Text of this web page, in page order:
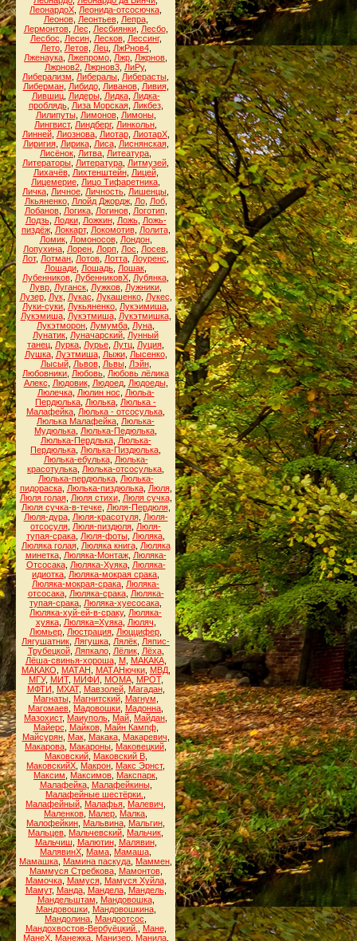
ЛеонардоХ Леонида-отсосючка
Леонов, Леонтьев, Лепра,
Лермонтов, Лес Лесбиянки, Лесбо,
Лесбос
Лесин, Лесков, Лессинг,
Лето, Летов, Лец, ЛжРнов4,
Лженаука Лжепромо Лжр Лжрнов
Лжрнов2 Лжрнов3 ЛиРу,
Либерализм
Либералы Либерасты
Либерман, Либидо, Ливанов, Ливия,
Лившиц, Лидеры, Лидка, Лидка-
проблядь, Лиза Морская, Ликбез,
Лилипуты, Лимонов, Лимоны,
Лингвист, Линдберг, Линкольн
Линней, Лиознова, Лиотар, ЛиотарХ,
Лиригия, Лирика, Лиса, Лиснянская,
Лисёнок Литва Литеатура
Литераторы Литература Литмузей
Лихачёв, Лихтенштейн, Лицей,
Лицемерие Лицо Тифаретника
Личка Личное Личность Лишенцы
Лкьяненко, Ллойд Джордж, Ло, Лоб,
Лобанов, Логика, Логинов, Логотип,
Лодзь, Лодки, Ложкин, Ложь, Ложь-
пиздёж, Локкарт, Локомотив, Лолита,
Ломик, Ломоносов, Лондон,
Лопухина Лорен Лорп Лос Лосев
Лот, Лотман Лотов Лотта Лоуренс
Лошади Лошадь Лошак
Лубенников ЛубенниковХ Лубянка
Лувр Луганск Лужков Лужники
Лузер, Лук, Лукас Лукашенко, Лукес
Луки-суки Лукьяненко Лукэимиша
Лукэмиша, Лукэтмиша, Лукэтмишка,
Лукэтморон Лумумба Луна
Лунатик Луначарский Лунный
танец Лурка Лурье Лутц Луция
Лушка, Луэтмиша, Лыжи, Лысенко,
Лысый, Львов, Львы, Лэйн,
Любовники Любовь Любовь лёлика
Алекс
Людовик, Людоед, Людоеды,
Люлечка, Люлин нос
Люльа-
Пердюлька Люлька Люлька -
Малафейка Люлька - отсосулька
Люлька Малафейка Люлька-
Мудюлька Люлька-Педюлька
Люлька-Пердлька, Люлька-
Пердюлька Люлька-Пиздюлька
Люлька-ебулька, Люлька-
красотулька Люлька-отсосулька
Люлька-пердюлька, Люлька-
пидораска, Люлька-пиздюлька, Люля,
Люля голая, Люля стихи, Люля сучка,
Люля сучка-в-течке, Люля-Пердюля,
Люля-дура, Люля-красотуля, Люля-
отсосуля Люля-пиздюля Люля-
тупая-срака Люля-фоты Люляка
Люляка голая, Люляка книга, Люляка
минетка, Люляка-Монтаж, Люляка-
Отсосака, Люляка-Хуяка, Люляка-
идиотка Люляка-мокрая срака
Люляка-мокрая-срака Люляка-
отсосака, Люляка-срака, Люляка-
тупая-срака Люляка-хуесосака
Люляка-хуй-ей-в-сраку, Люляка-
хуяка, Люляка=Хуяка, Люляч
Люмьер Люстрация Люццифер
Лягушатник Лягушка Лялёк Ляпис-
Трубецкой, Ляпкало, Лёлик, Лёха,
Лёша-свинья-хороша, М, МАКАКА,
МАКАКО
МАТАН МАТАНючки, МВД,
МГУ, МИТ, МИФИ МОМА, МРОТ,
МФТИ
МХАТ, Мавзолей, Магадан,
Магнаты, Магнитский, Магнум
Магомаев Мадовошки Мадонна
Мазохист, Маиуполь Май Майдан
Майерс
Майков, Майн Кампф,
Майсурян, Мак, Макака, Макаревич
Макарова Макароны Маковецкий
Маковский, Маковский В,
МаковскийХ Макрон Макс Эрнст,
Максим
Максимов Макспарк
Малафейка, Малафейкины,
Малафейные шестёрки.
Малафейный Малафья Малевич
Маленков Малер Малка
Малофейкин Мальвина Мальгин
Мальцев Мальчевский Мальчик
Мальчиш
Малютин, Малявин,
МалявинХ Мама Мамаша
Мамашка Мамина паскуда Маммен
Маммуся Стребкова, Мамонтов,
Мамочка, Мамуся, Мамуся Хуйла,
Мамут, Манда, Мандела, Мандель,
Мандельштам
Мандовошка,
Мандовошки, Мандовошкина,
Мандолина Мандоотсос
Мандохвостов-Вербуёцкий.
Мане,
МанеХ, Манежка, Манизер, Манила,